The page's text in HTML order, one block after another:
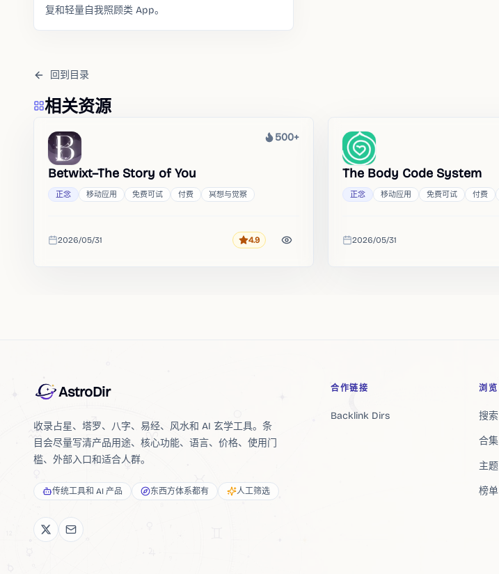
复和轻量自我照顾类 App。
回到目录
相关资源
热度
500+
Betwixt–The Story of You
正念 移动应用 免费可试 付费 冥想与觉察
收录时间
2026/05/31 评分4.9
The Body Code System
正念 移动应用 免费可试 付费
收录时间
2026/05/31
AstroDir
收录占星、塔罗、八字、易经、风水和 AI 玄学工具。条
目会尽量写清产品用途、核心功能、语言、价格、使用门
槛、外部入口和适合人群。
传统工具和 AI 产品 东西方体系都有 人工筛选
合作链接
Backlink Dirs
浏览
搜索
合集
主题
榜单